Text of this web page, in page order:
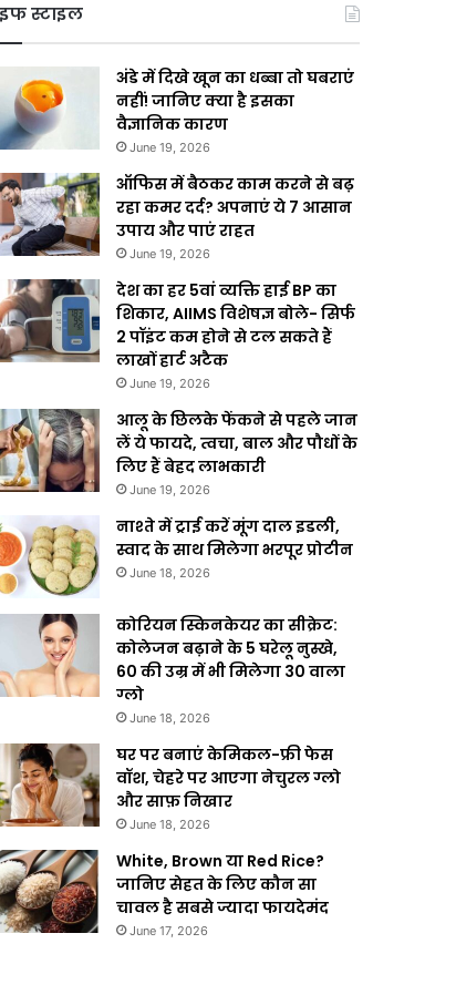
स्टाइल
अंडे में दिखे खून का धब्बा तो घबराएं
नहीं! जानिए क्या है इसका
वैज्ञानिक कारण
June 19, 2026
ऑफिस में बैठकर काम करने से बढ़
रहा कमर दर्द? अपनाएं ये 7 आसान
उपाय और पाएं राहत
June 19, 2026
देश का हर 5वां व्यक्ति हाई BP का
शिकार, AIIMS विशेषज्ञ बोले- सिर्फ
2 पॉइंट कम होने से टल सकते हैं
लाखों हार्ट अटैक
June 19, 2026
आलू के छिलके फेंकने से पहले जान
लें ये फायदे, त्वचा, बाल और पौधों के
लिए हैं बेहद लाभकारी
June 19, 2026
नाश्ते में ट्राई करें मूंग दाल इडली,
स्वाद के साथ मिलेगा भरपूर प्रोटीन
June 18, 2026
कोरियन स्किनकेयर का सीक्रेट:
कोलेजन बढ़ाने के 5 घरेलू नुस्खे,
60 की उम्र में भी मिलेगा 30 वाला
ग्लो
June 18, 2026
घर पर बनाएं केमिकल-फ्री फेस
वॉश, चेहरे पर आएगा नेचुरल ग्लो
और साफ़ निखार
June 18, 2026
White, Brown या Red Rice?
जानिए सेहत के लिए कौन सा
चावल है सबसे ज्यादा फायदेमंद
June 17, 2026